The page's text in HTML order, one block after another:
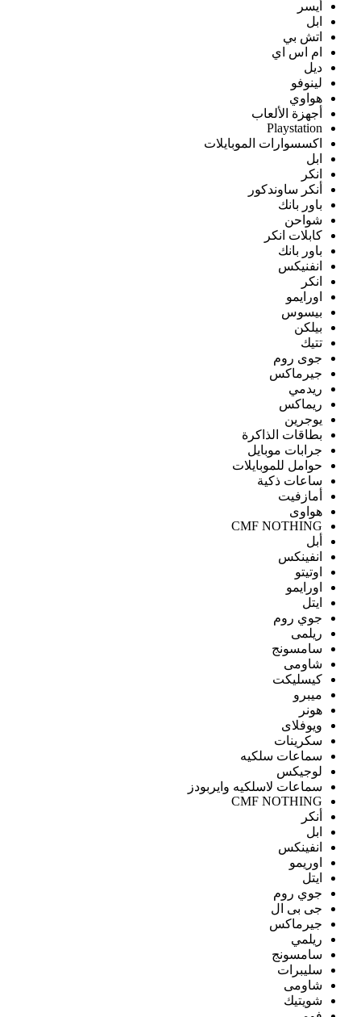
أيسر
ابل
اتش بي
ام اس اي
ديل
لينوفو
هواوي
أجهزة الألعاب
Playstation
اكسسوارات الموبايلات
ابل
انكر
أنكر ساوندكور
باور بانك
شواحن
كابلات انكر
باور بانك
انفنيكس
انكر
اورايمو
بيسوس
بيلكن
تتيك
جوى روم
جيرماكس
ريدمي
ريماكس
يوجرين
بطاقات الذاكرة
جرابات موبايل
حوامل للموبايلات
ساعات ذكية
أمازفيت
هواوى
CMF NOTHING
أبل
انفينكس
اوتيتو
اورايمو
ايتل
جوي روم
ريلمى
سامسونج
شاومى
كيسليكت
ميبرو
هونر
ويوفلاى
سكرينات
سماعات سلكيه
لوجيكس
سماعات لاسلكيه وايربودز
CMF NOTHING
أنكر
ابل
انفينكس
اوريمو
ايتل
جوي روم
جى بى ال
جيرماكس
ريلمي
سامسونج
سليبرات
شاومى
شويتيك